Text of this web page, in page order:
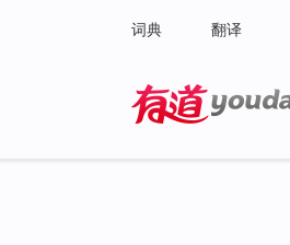
词典 翻译